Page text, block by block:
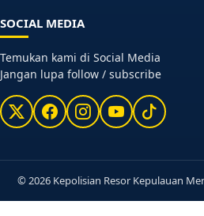
SOCIAL MEDIA
Temukan kami di Social Media
Jangan lupa follow / subscribe
© 2026 Kepolisian Resor Kepulauan